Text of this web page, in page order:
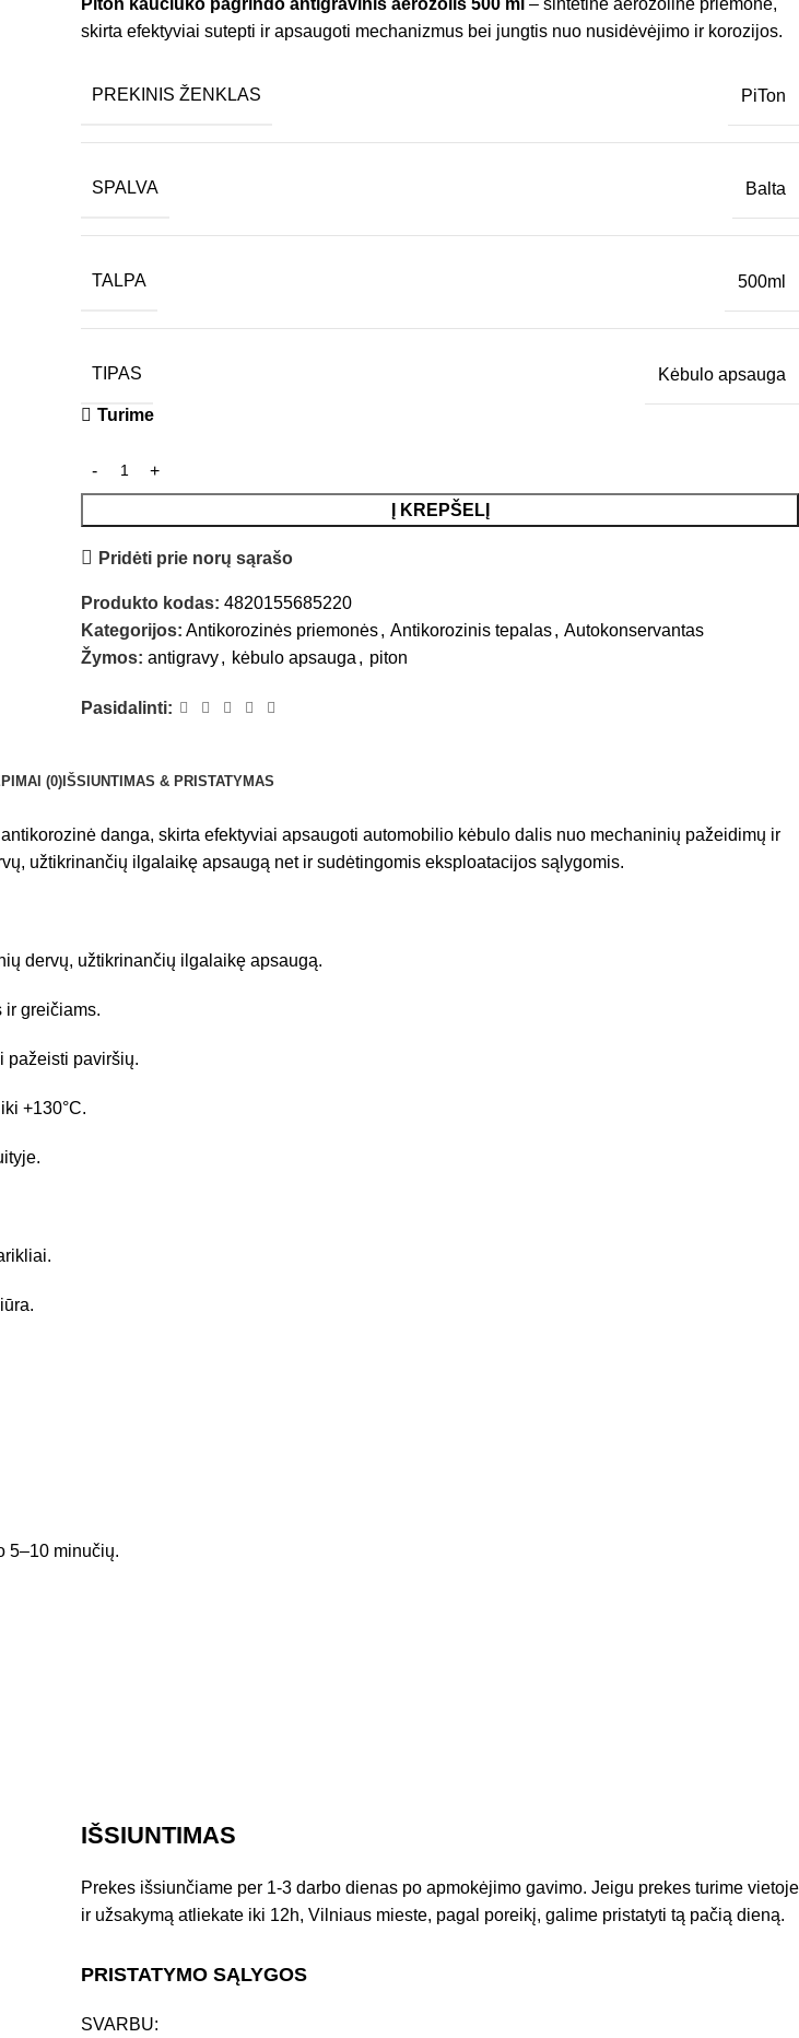
Piton kaučiuko pagrindo antigravinis aerozolis 500 ml – sintetinė aerozolinė priemonė,
skirta efektyviai sutepti ir apsaugoti mechanizmus bei jungtis nuo nusidėvėjimo ir korozijos.
PREKINIS ŽENKLAS PiTon
SPALVA Balta
TALPA 500ml
TIPAS Kėbulo apsauga
Turime
Į KREPŠELĮ
Pridėti prie norų sąrašo
Produkto kodas: 4820155685220
Kategorijos: Antikorozinės priemonės, Antikorozinis tepalas, Autokonservantas
Žymos: antigravy, kėbulo apsauga , piton
Pasidalinti:
(0)IŠSIUNTIMAS & PRISTATYMAS
danga, skirta efektyviai apsaugoti automobilio kėbulo dalis nuo mechaninių pažeidimų ir
užtikrinančių ilgalaikę apsaugą net ir sudėtingomis eksploatacijos sąlygomis.
dervų, užtikrinančių ilgalaikę apsaugą.
ir greičiams.
pažeisti paviršių.
+130°C.
5–10 minučių.
IŠSIUNTIMAS
Prekes išsiunčiame per 1-3 darbo dienas po apmokėjimo gavimo. Jeigu prekes turime vietoje
ir užsakymą atliekate iki 12h, Vilniaus mieste, pagal poreikį, galime pristatyti tą pačią dieną.
PRISTATYMO SĄLYGOS
SVARBU: